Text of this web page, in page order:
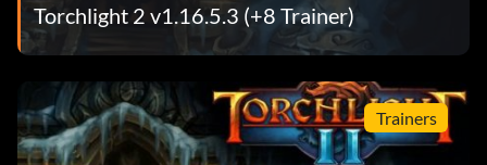
Torchlight 2 v1.16.5.3 (+8 Trainer)
Trainers